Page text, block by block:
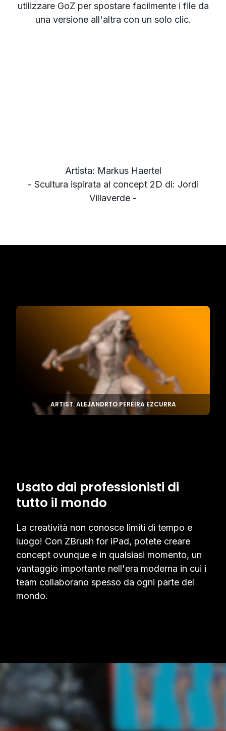
utilizzare GoZ per spostare facilmente i file da
una versione all'altra con un solo clic.
Artista: Markus Haertel
- Scultura ispirata al concept 2D di: Jordi
Villaverde -
ARTIST: ALEJANDRTO PEREIRA EZCURRA
Usato dai professionisti di
tutto il mondo
La creatività non conosce limiti di tempo e
luogo! Con ZBrush for iPad, potete creare
concept ovunque e in qualsiasi momento, un
vantaggio importante nell'era moderna in cui i
team collaborano spesso da ogni parte del
mondo.